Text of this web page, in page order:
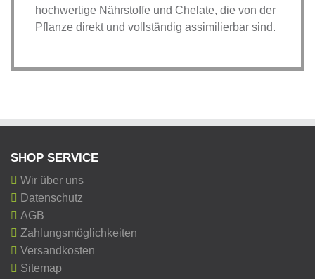
hochwertige Nährstoffe und Chelate, die von der
Pflanze direkt und vollständig assimilierbar sind.
SHOP SERVICE
Wir über uns
Datenschutz
AGB
Zahlungsmöglichkeiten
Versandkosten
Sitemap